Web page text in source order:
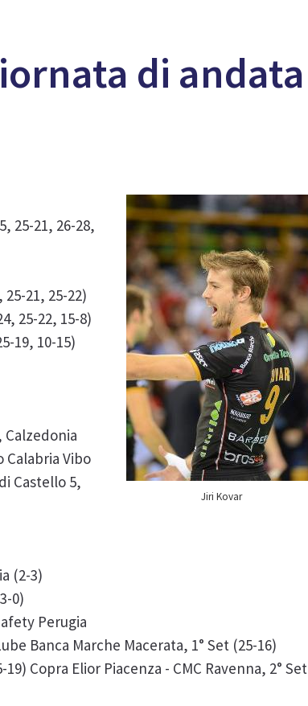
di andata
Jiri Kovar
25-21, 26-28,
21, 25-22)
25-22, 15-8)
19, 10-15)
Calzedonia
Calabria Vibo
Castello 5,
(2-3)
0)
Perugia
Banca Marche Macerata, 1° Set (25-16)
Copra Elior Piacenza - CMC Ravenna, 2° Set